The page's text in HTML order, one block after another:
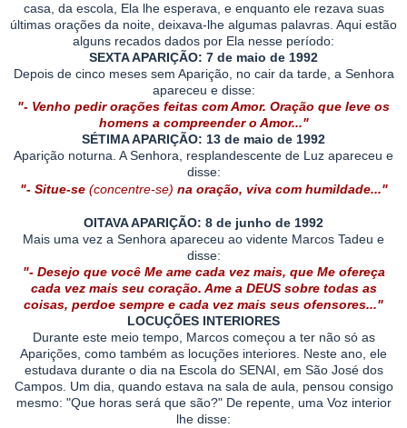
casa, da escola, Ela lhe esperava, e enquanto ele rezava suas
últimas orações da noite, deixava-lhe algumas palavras. Aqui estão
alguns recados dados por Ela nesse período:
SEXTA APARIÇÃO: 7 de maio de 1992
Depois de cinco meses sem Aparição, no cair da tarde, a Senhora
apareceu e disse:
"- Venho pedir orações feitas com Amor. Oração que leve os
homens a compreender o Amor..."
SÉTIMA APARIÇÃO: 13 de maio de 1992
Aparição noturna. A Senhora, resplandescente de Luz apareceu e
disse:
"- Situe-se (concentre-se) na oração, viva com humildade..."
OITAVA APARIÇÃO: 8 de junho de 1992
Mais uma vez a Senhora apareceu ao vidente Marcos Tadeu e
disse:
"- Desejo que você Me ame cada vez mais, que Me ofereça
cada vez mais seu coração. Ame a DEUS sobre todas as
coisas, perdoe sempre e cada vez mais seus ofensores..."
LOCUÇÕES INTERIORES
Durante este meio tempo, Marcos começou a ter não só as
Aparições, como também as locuções interiores. Neste ano, ele
estudava durante o dia na Escola do SENAI, em São José dos
Campos. Um dia, quando estava na sala de aula, pensou consigo
mesmo: "Que horas será que são?" De repente, uma Voz interior
lhe disse: